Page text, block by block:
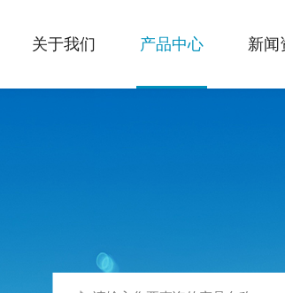
关于我们 产品中心 新闻